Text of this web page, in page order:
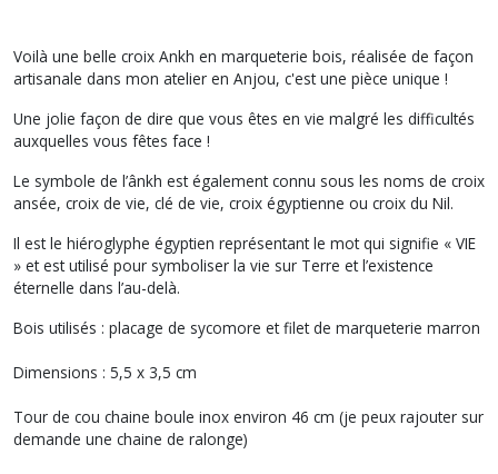
Voilà une belle croix Ankh en marqueterie bois, réalisée de façon
artisanale dans mon atelier en Anjou, c'est une pièce unique !
Une jolie façon de dire que vous êtes en vie malgré les difficultés
auxquelles vous fêtes face !
Le symbole de l’ânkh est également connu sous les noms de croix
ansée, croix de vie, clé de vie, croix égyptienne ou croix du Nil.
Il est le hiéroglyphe égyptien représentant le mot qui signifie « VIE
» et est utilisé pour symboliser la vie sur Terre et l’existence
éternelle dans l’au-delà.
Bois utilisés : placage de sycomore et filet de marqueterie marron
Dimensions : 5,5 x 3,5 cm
Tour de cou chaine boule inox environ 46 cm (je peux rajouter sur
demande une chaine de ralonge)